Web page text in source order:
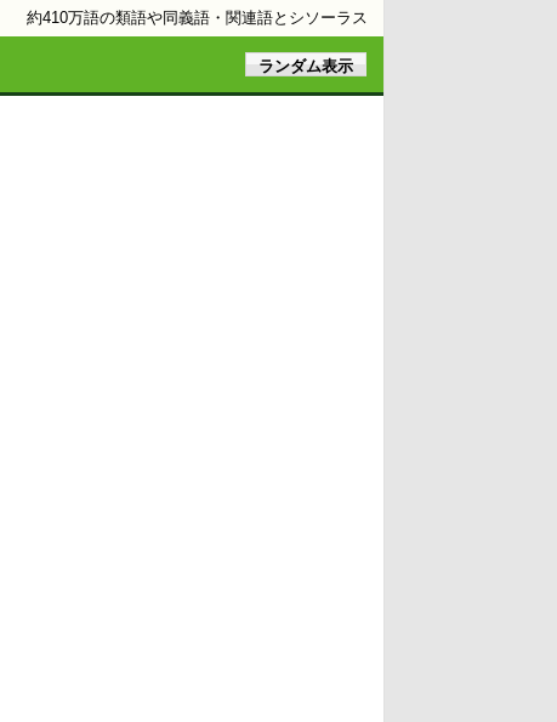
約410万語の類語や同義語・関連語とシソーラス